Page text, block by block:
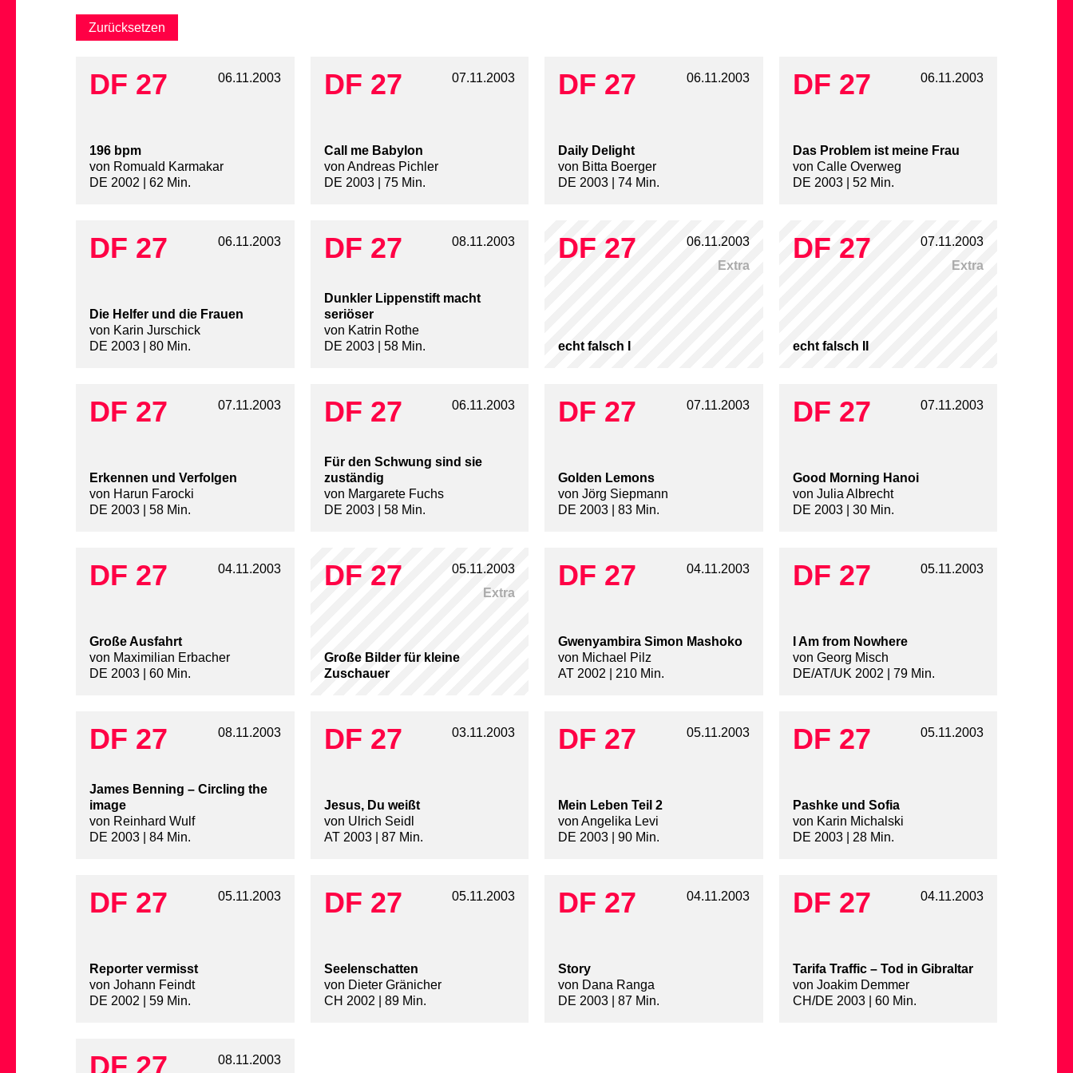
DF 27 06.11.2003
196 bpm
von Romuald Karmakar
DE 2002 | 62 Min.
DF 27 07.11.2003
Call me Babylon
von Andreas Pichler
DE 2003 | 75 Min.
DF 27 06.11.2003
Daily Delight
von Bitta Boerger
DE 2003 | 74 Min.
DF 27 06.11.2003
Das Problem ist meine Frau
von Calle Overweg
DE 2003 | 52 Min.
DF 27 06.11.2003
Die Helfer und die Frauen
von Karin Jurschick
DE 2003 | 80 Min.
DF 27 08.11.2003
Dunkler Lippenstift macht
seriöser
von Katrin Rothe
DE 2003 | 58 Min.
Extra
DF 27 06.11.2003
echt falsch I
Extra
DF 27 07.11.2003
echt falsch II
DF 27 07.11.2003
Erkennen und Verfolgen
von Harun Farocki
DE 2003 | 58 Min.
DF 27 06.11.2003
Für den Schwung sind sie
zuständig
von Margarete Fuchs
DE 2003 | 58 Min.
DF 27 07.11.2003
Golden Lemons
von Jörg Siepmann
DE 2003 | 83 Min.
DF 27 07.11.2003
Good Morning Hanoi
von Julia Albrecht
DE 2003 | 30 Min.
DF 27 04.11.2003
Große Ausfahrt
von Maximilian Erbacher
DE 2003 | 60 Min.
Extra
DF 27 05.11.2003
Große Bilder für kleine
Zuschauer
DF 27 04.11.2003
Gwenyambira Simon Mashoko
von Michael Pilz
AT 2002 | 210 Min.
DF 27 05.11.2003
I Am from Nowhere
von Georg Misch
DE/AT/UK 2002 | 79 Min.
DF 27 08.11.2003
James Benning – Circling the
image
von Reinhard Wulf
DE 2003 | 84 Min.
DF 27 03.11.2003
Jesus, Du weißt
von Ulrich Seidl
AT 2003 | 87 Min.
DF 27 05.11.2003
Mein Leben Teil 2
von Angelika Levi
DE 2003 | 90 Min.
DF 27 05.11.2003
Pashke und Sofia
von Karin Michalski
DE 2003 | 28 Min.
DF 27 05.11.2003
Reporter vermisst
von Johann Feindt
DE 2002 | 59 Min.
DF 27 05.11.2003
Seelenschatten
von Dieter Gränicher
CH 2002 | 89 Min.
DF 27 04.11.2003
Story
von Dana Ranga
DE 2003 | 87 Min.
DF 27 04.11.2003
Tarifa Traffic – Tod in Gibraltar
von Joakim Demmer
CH/DE 2003 | 60 Min.
08.11.2003